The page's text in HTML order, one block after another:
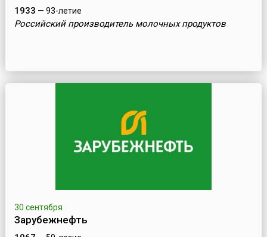
1933 — 93-летие
Российский производитель молочных продуктов
30 сентября
Зарубежнефть